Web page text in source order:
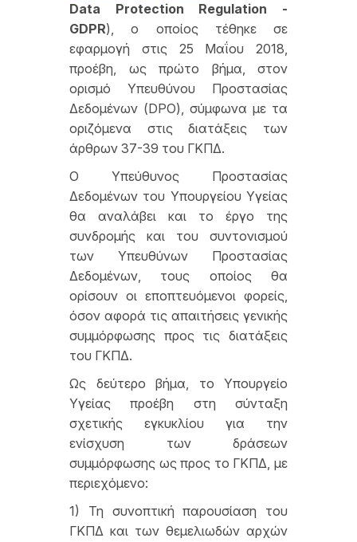
Data
Protection Regulation
-
GDPR), ο οποίος τέθηκε σε
εφαρμογή στις 25 Μαΐου 2018,
προέβη, ως πρώτο βήμα, στον
ορισμό Υπευθύνου Προστασίας
Δεδομένων (DPO), σύμφωνα με τα
οριζόμενα στις διατάξεις των
άρθρων 37-39 του ΓΚΠΔ.
O Υπεύθυνος Προστασίας
Δεδομένων του Υπουργείου Υγείας
θα αναλάβει και το έργο της
συνδρομής και του συντονισμού
των Υπευθύνων Προστασίας
Δεδομένων, τους οποίος θα
ορίσουν οι εποπτευόμενοι φορείς,
όσον αφορά τις απαιτήσεις γενικής
συμμόρφωσης προς τις διατάξεις
του ΓΚΠΔ.
Ως δεύτερο βήμα, το Υπουργείο
Υγείας προέβη στη σύνταξη
σχετικής εγκυκλίου
για την
ενίσχυση των δράσεων
συμμόρφωσης ως προς το ΓΚΠΔ, με
περιεχόμενο:
1) Τη συνοπτική παρουσίαση του
ΓΚΠΔ και των θεμελιωδών αρχών